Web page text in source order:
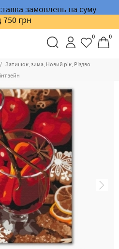
замовлень на суму
750 грн
0 0
Затишок, зима, Новий рік, Різдво